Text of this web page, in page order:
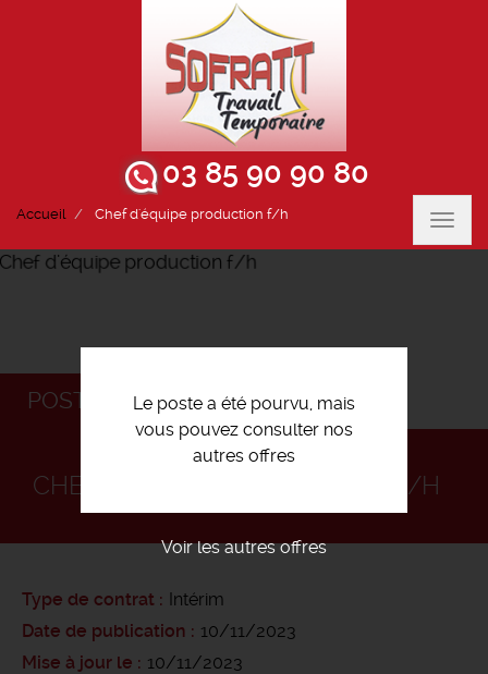
03 85 90 90 80
Accueil Chef d'équipe production f/h
Le poste a été pourvu, mais
vous pouvez consulter nos
autres offres
Voir les autres offres
POSTULEZ
CHEF D'ÉQUIPE PRODUCTION F/H
Type de contrat
Intérim
Date de publication
10/11/2023
Mise à jour le
10/11/2023